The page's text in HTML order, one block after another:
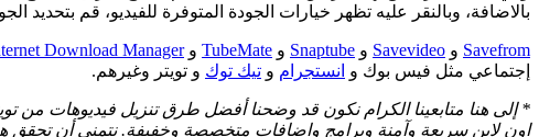
بالاضافة، وبالنقر عليه تظهر خيارات الجودة المتوفرة للفيديو، قم
Savefrom و Savevideo و Snaptube و TubeMate وDownload Manager
إجتماعي مثل فيس بوك و انستجرام و تيك توك و تويتر وغيرهم.
* إلى هنا متابعينا الكرام نكون قد وضحنا أفضل طرق تنزيل فيديوهات من
اون لاين سريعة وآمنة وبرامج واضافات متخصصة وخفيفة. نتمنى أن